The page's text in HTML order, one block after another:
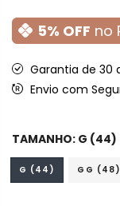
5% OFF no
Garantia de 30
Envio com
TAMANHO: G (44)
G (44) GG (48)